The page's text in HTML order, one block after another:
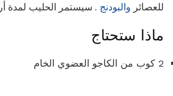
للعصائر والبودنج . سيستمر الحليب لمدة
ماذا ستحتاج
2 كوب من الكاجو العضوي الخام